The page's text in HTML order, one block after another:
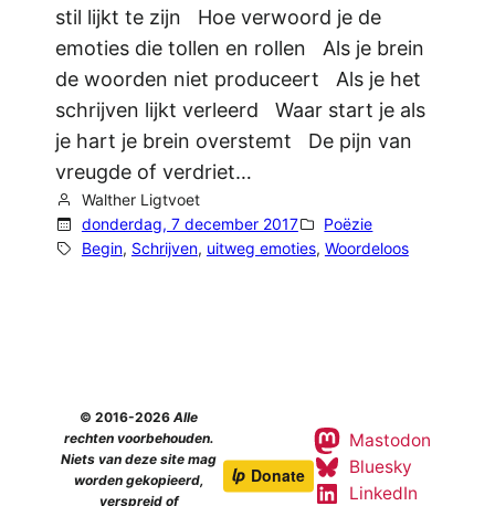
stil lijkt te zijn Hoe verwoord je de
emoties die tollen en rollen Als je brein
de woorden niet produceert Als je het
schrijven lijkt verleerd Waar start je als
je hart je brein overstemt De pijn van
vreugde of verdriet…
Walther Ligtvoet
donderdag, 7 december 2017
Poëzie
Begin, Schrijven, uitweg emoties, Woordeloos
© 2016-2026Alle
rechten voorbehouden.
Niets van deze site mag
worden gekopieerd,
verspreid of
Mastodon
Bluesky
LinkedIn